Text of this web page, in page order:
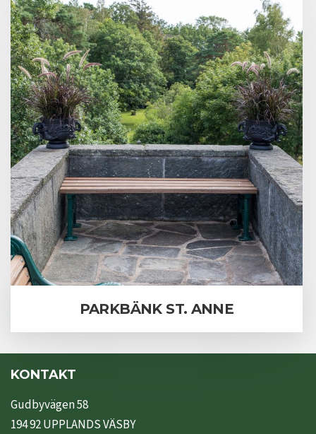
PARKBÄNK ST. ANNE
KONTAKT
Gudbyvägen 58
194 92 UPPLANDS VÄSBY